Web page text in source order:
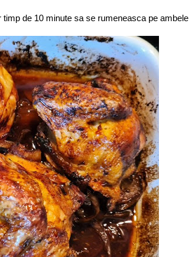
de 10 minute sa se rumeneasca pe ambele